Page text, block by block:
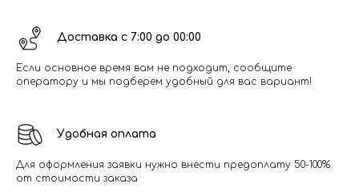
Доставка с 7:00 до 00:00
Если основное время вам не подходит, сообщите
оператору и мы подберем удобный для вас вариант!
Удобная оплата
Для оформления заявки нужно внести предоплату 50-100%
от стоимости заказа